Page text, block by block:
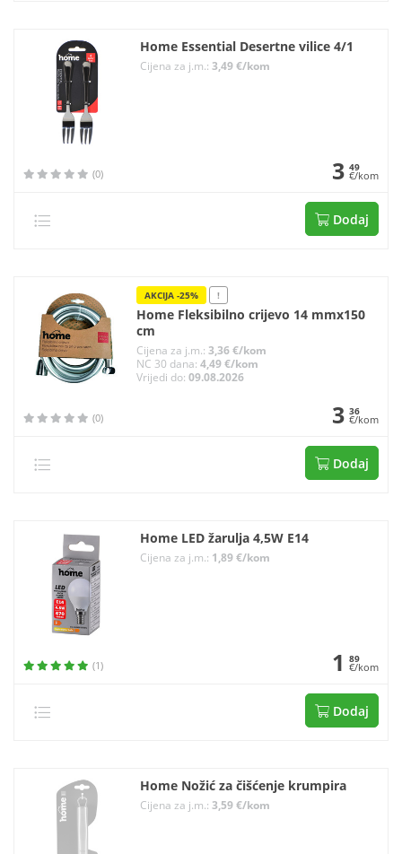
Home Essential Desertne vilice 4/1
Cijena za j.m.: 3,49 €/kom
(0) 3 49
€/kom
Dodaj
AKCIJA -25% !
Home Fleksibilno crijevo 14 mmx150
cm
Cijena za j.m.: 3,36 €/kom
NC 30 dana: 4,49 €/kom
Vrijedi do: 09.08.2026
(0) 3 36
€/kom
Dodaj
Home LED žarulja 4,5W E14
Cijena za j.m.: 1,89 €/kom
(1) 1 89
€/kom
Dodaj
Home Nožić za čišćenje krumpira
Cijena za j.m.: 3,59 €/kom